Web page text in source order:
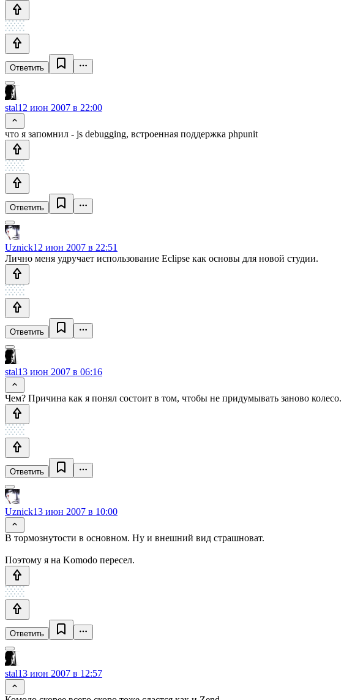
Ответить
stal12 июн 2007 в 22:00
что я запомнил - js debugging, встроенная поддержка phpunit
Ответить
Uznick12 июн 2007 в 22:51
Лично меня удручает использование Eclipse как основы для новой студии.
Ответить
stal13 июн 2007 в 06:16
Чем? Причина как я понял состоит в том, чтобы не придумывать заново
Ответить
Uznick13 июн 2007 в 10:00
В тормознутости в основном. Ну и внешний вид страшноват.
Поэтому я на Komodo пересел.
Ответить
stal13 июн 2007 в 12:57